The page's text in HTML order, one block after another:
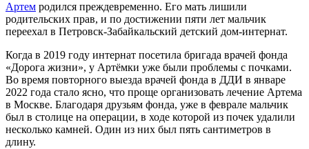
Артем родился преждевременно. Его мать лишили
родительских прав, и по достижении пяти лет мальчик
переехал в Петровск-Забайкальский детский дом-интернат.
Когда в 2019 году интернат посетила бригада врачей фонда
«Дорога жизни», у Артёмки уже были проблемы с почками.
Во время повторного выезда врачей фонда в ДДИ в январе
2022 года стало ясно, что проще организовать лечение Артема
в Москве. Благодаря друзьям фонда, уже в феврале мальчик
был в столице на операции, в ходе которой из почек удалили
несколько камней. Один из них был пять сантиметров в
длину.